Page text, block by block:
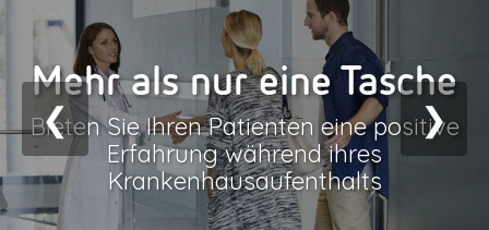
Mehr als nur eine Tasche
Bieten Sie Ihren Patienten eine positive
Erfahrung während ihres
Krankenhausaufenthalts
❮ ❯